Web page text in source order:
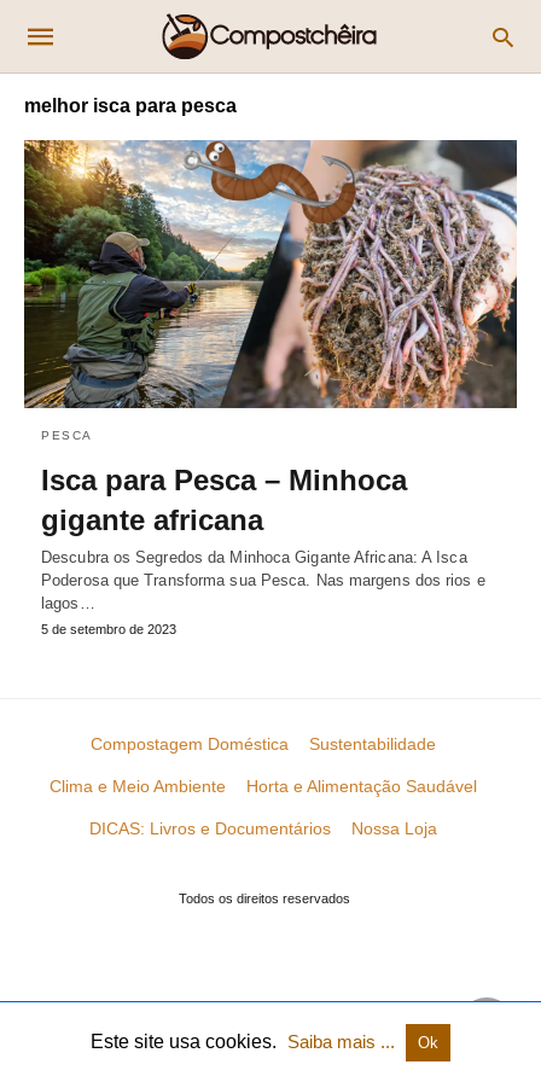
melhor isca para pesca
PESCA
Isca para Pesca – Minhoca
gigante africana
Descubra os Segredos da Minhoca Gigante Africana: A Isca
Poderosa que Transforma sua Pesca. Nas margens dos rios e
lagos…
5 de setembro de 2023
Compostagem Doméstica Sustentabilidade
Clima e Meio Ambiente Horta e Alimentação Saudável
DICAS: Livros e Documentários Nossa Loja
Todos os direitos reservados
Este site usa cookies. Saiba mais ... Ok